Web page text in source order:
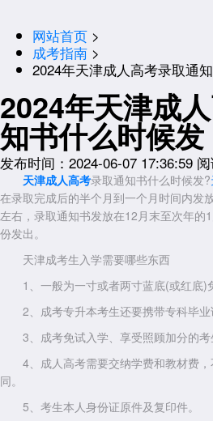
网站首页 >
成考指南 >
2024年天津成人高考录取通
2024年天津成
知书什么时候发
发布时间：2024-06-07 17:36:59 阅
天津成人高考录取通知书什么时候发?
在录取完成后的半个月到一个月时间内发
左右，录取通知书发放在12月末至次年的
份发出。
天津成考生入学需要哪些东西
1、一般为一寸或者两寸蓝底(或红底)
2、成考专升本考生还要携带专科毕业
3、成考免试入学、享受照顾加分的考
4、成人高考需要交纳学费和教材费，
同。
5、考生本人身份证原件及复印件。